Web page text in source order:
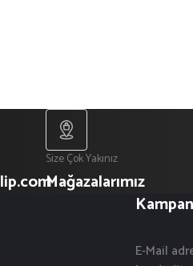
Size Çok Yakınız
Mağazalarımız
E-Mail